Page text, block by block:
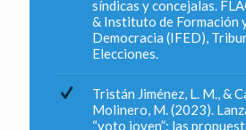
síndicas y concejalas.
& Instituto de Formación
Democracia (IFED),
Elecciones.
Tristán Jiménez, L. M., &
Molinero, M. (2023).
“voto joven”: las